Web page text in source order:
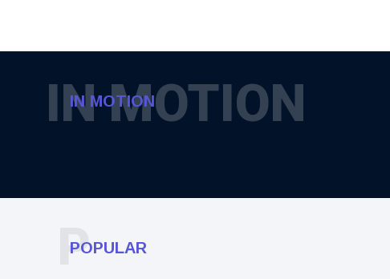
IN MOTION
IN MOTION
POPULAR
P